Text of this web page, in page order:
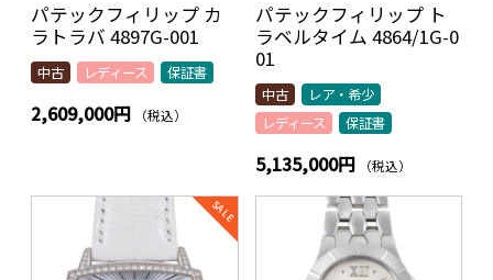
パテックフィリップ カ
ラトラバ 4897G-001
中古 レディース 保証書
2,609,000円 （税込）
パテックフィリップ ト
ラベルタイム 4864/1G-0
01
中古
レア・希少
レディース
保証書
5,135,000円 （税込）